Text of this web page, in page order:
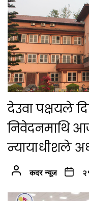
देउवा पक्षयले
निवेदनमाथि
न्यायाधीशले
कदर न्यूज